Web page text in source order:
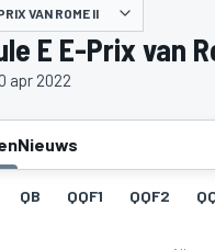
VAN ROME II
E E-Prix van
apr 2022
Nieuws
QB QQF1 QQF2